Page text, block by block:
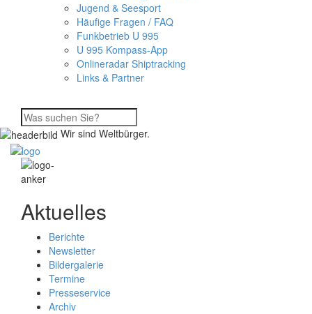
Jugend & Seesport
Häufige Fragen / FAQ
Funkbetrieb U 995
U 995 Kompass-App
Onlineradar Shiptracking
Links & Partner
Wir sind Weltbürger.
Aktuelles
Berichte
Newsletter
Bildergalerie
Termine
Presseservice
Archiv